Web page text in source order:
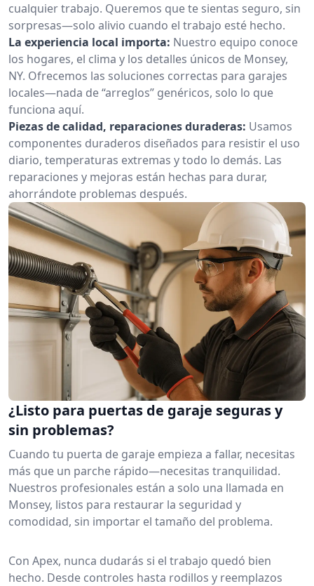
cualquier trabajo. Queremos que te sientas seguro, sin
sorpresas—solo alivio cuando el trabajo esté hecho.
La experiencia local importa: Nuestro equipo conoce
los hogares, el clima y los detalles únicos de Monsey,
NY. Ofrecemos las soluciones correctas para garajes
locales—nada de “arreglos” genéricos, solo lo que
funciona aquí.
Piezas de calidad, reparaciones duraderas: Usamos
componentes duraderos diseñados para resistir el uso
diario, temperaturas extremas y todo lo demás. Las
reparaciones y mejoras están hechas para durar,
ahorrándote problemas después.
¿Listo para puertas de garaje seguras y
sin problemas?
Cuando tu puerta de garaje empieza a fallar, necesitas
más que un parche rápido—necesitas tranquilidad.
Nuestros profesionales están a solo una llamada en
Monsey, listos para restaurar la seguridad y
comodidad, sin importar el tamaño del problema.
Con Apex, nunca dudarás si el trabajo quedó bien
hecho. Desde controles hasta rodillos y reemplazos